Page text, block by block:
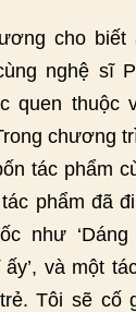
cho biết
nghệ sĩ
quen thuộc
chương
tác phẩm
phẩm đã
như ‘Dáng
và một
Tôi sẽ cố